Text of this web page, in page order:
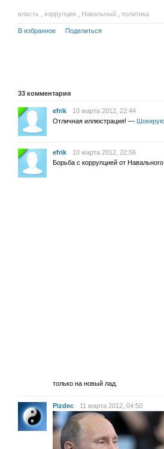
власть коррупция Навальный политика
В избранное Поделиться
33 комментария
efrik
10 марта 2012, 22:44
Отличная иллюстрация! —
efrik
10 марта 2012, 22:56
Борьба с коррупцией от
только на новый лад.
Pizdec 11 марта 2012, 04:50